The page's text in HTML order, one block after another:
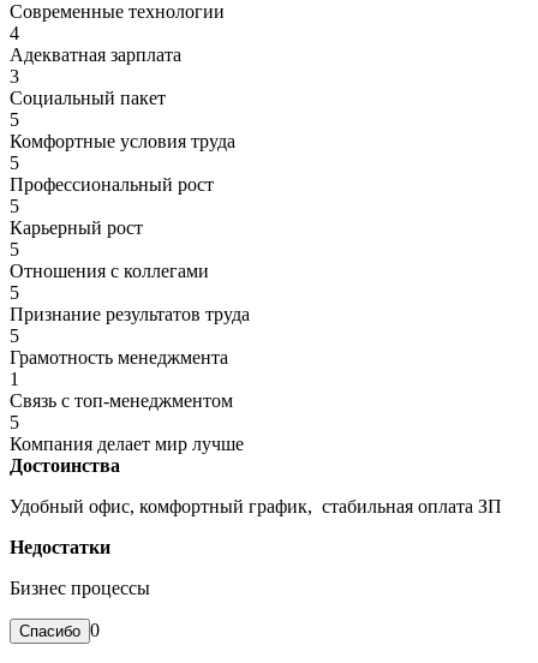
Современные технологии
4
Адекватная зарплата
3
Социальный пакет
5
Комфортные условия труда
5
Профессиональный рост
5
Карьерный рост
5
Отношения с коллегами
5
Признание результатов труда
5
Грамотность менеджмента
1
Связь с топ-менеджментом
5
Компания делает мир лучше
Достоинства
Удобный офис, комфортный график, стабильная оплата ЗП
Недостатки
Бизнес процессы
0